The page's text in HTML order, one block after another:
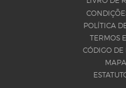
POLÍTICA
TERMOS
CÓDIGO